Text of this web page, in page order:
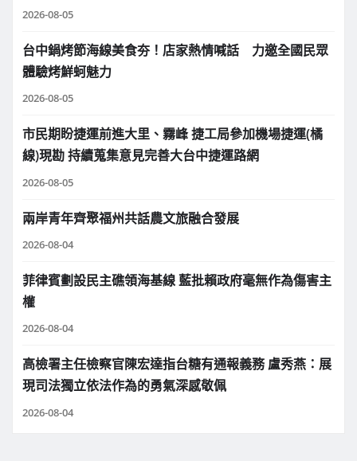
2026-08-05
台中鍋烤節海線美食夯！店家熱情喊話 力邀全國民眾
體驗烤鮮蚵魅力
2026-08-05
市民期盼捷運前進大里、霧峰 捷工局參加機場捷運(橘
線)現勘 持續蒐集意見完善大台中捷運路網
2026-08-05
兩岸青年齊聚福州共話農文旅融合發展
2026-08-04
菲律賓劃設民主礁領海基線 藍批賴政府毫無作為傷害主
權
2026-08-04
高檢署主任檢察官陳宏達指台糖有通報義務 盧秀燕：展
現司法獨立依法作為的勇氣深感敬佩
2026-08-04